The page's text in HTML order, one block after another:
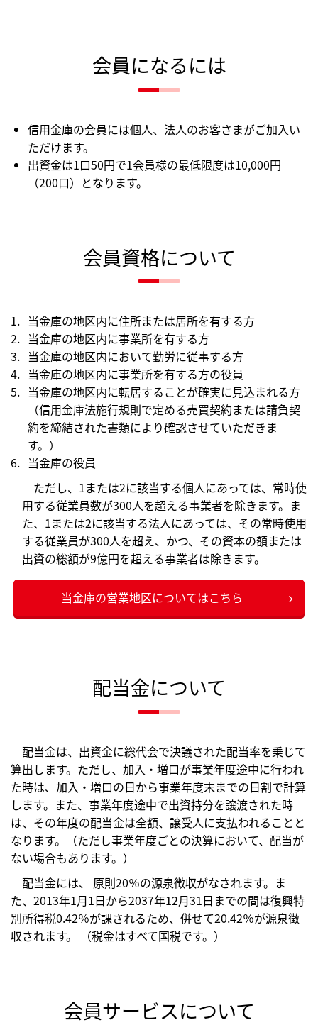
会員になるには
信用金庫の会員には個人、法人のお客さまがご加入い
ただけます。
出資金は1口50円で1会員様の最低限度は10,000円
（200口）となります。
会員資格について
当金庫の地区内に住所または居所を有する方
当金庫の地区内に事業所を有する方
当金庫の地区内において勤労に従事する方
当金庫の地区内に事業所を有する方の役員
当金庫の地区内に転居することが確実に見込まれる方
（信用金庫法施行規則で定める売買契約または請負契
約を締結された書類により確認させていただきま
す。）
当金庫の役員
ただし、1または2に該当する個人にあっては、常時使
用する従業員数が300人を超える事業者を除きます。ま
た、1または2に該当する法人にあっては、その常時使用
する従業員が300人を超え、かつ、その資本の額または
出資の総額が9億円を超える事業者は除きます。
当金庫の営業地区についてはこちら
配当金について
配当金は、出資金に総代会で決議された配当率を乗じて
算出します。ただし、加入・増口が事業年度途中に行われ
た時は、加入・増口の日から事業年度末までの日割で計算
します。また、事業年度途中で出資持分を譲渡された時
は、その年度の配当金は全額、譲受人に支払われることと
なります。（ただし事業年度ごとの決算において、配当が
ない場合もあります。）
配当金には、 原則20％の源泉徴収がなされます。ま
た、2013年1月1日から2037年12月31日までの間は復興特
別所得税0.42％が課されるため、併せて20.42％が源泉徴
収されます。 （税金はすべて国税です。）
会員サービスについて